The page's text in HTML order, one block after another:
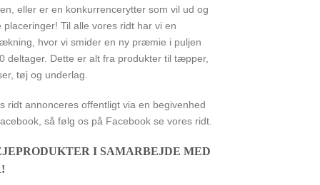
eller er en konkurrencerytter som vil ud og
placeringer! Til alle vores ridt har vi en
hvor vi smider en ny præmie i puljen
deltager. Dette er alt fra produkter til tæpper,
tøj og underlag.
ridt annonceres offentligt via en begivenhed
så følg os på Facebook se vores ridt.
I SAMARBEJDE MED